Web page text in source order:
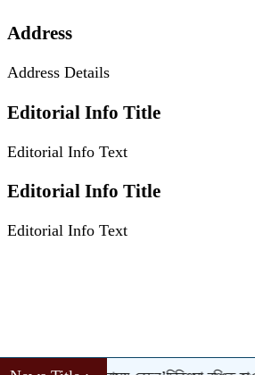
Address
Address Details
Editorial Info Title
Editorial Info Text
Editorial Info Title
Editorial Info Text